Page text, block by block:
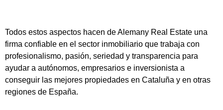
Todos estos aspectos hacen de Alemany Real Estate una
firma confiable en el sector inmobiliario que trabaja con
profesionalismo, pasión, seriedad y transparencia para
ayudar a autónomos, empresarios e inversionista a
conseguir las mejores propiedades en Cataluña y en otras
regiones de España.